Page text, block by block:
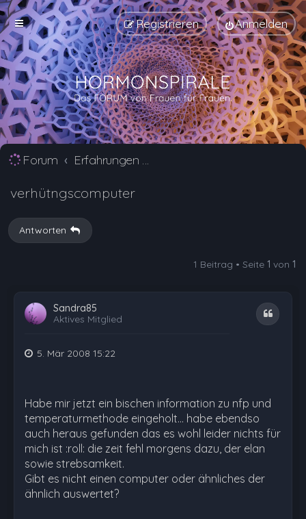
Anmelden
Registrieren
Forum Erfahrungen mit Verhütungsmittel Alternativen
verhütngscomputer
Antworten
1 Beitrag • Seite 1 von 1
Sandra85
Aktives Mitglied
Zitat
5. Mär 2008 15:22
Habe mir jetzt ein bischen information zu nfp und
temperaturmethode eingeholt... habe ebendso
auch heraus gefunden das es wohl leider nichts für
mich ist :roll: die zeit fehl morgens dazu, der elan
sowie strebsamkeit.
Gibt es nicht einen computer oder ähnliches der
ähnlich auswertet?